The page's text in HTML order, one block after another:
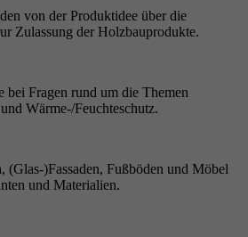
von der Produktidee über die
Zulassung der Holzbauprodukte.
bei Fragen rund um die Themen
Wärme-/Feuchteschutz.
(Glas-)Fassaden, Fußböden und Möbel
und Materialien.